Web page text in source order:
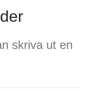
skriva ut en